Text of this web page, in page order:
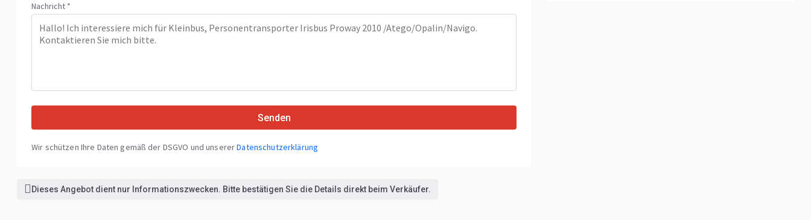
Nachricht *
Senden
Wir schützen Ihre Daten gemäß der DSGVO und unsererDatenschutzerklärung
Dieses Angebot dient nur Informationszwecken. Bitte bestätigen Sie die Details direkt beim Verkäufer.